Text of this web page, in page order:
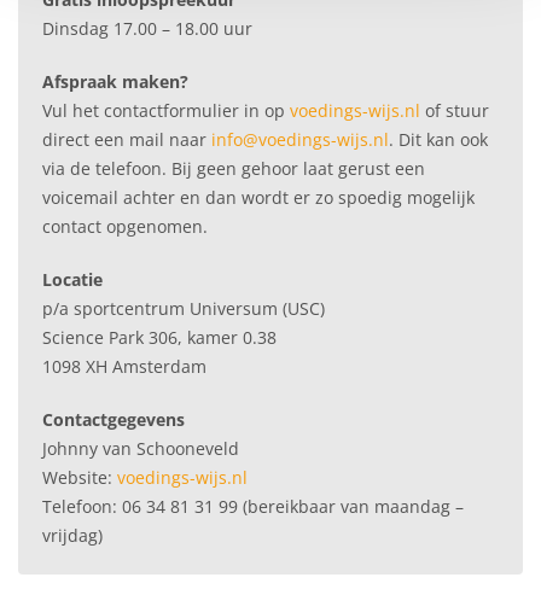
Dinsdag 17.00 – 18.00 uur
Afspraak maken?
Vul het contactformulier in op voedings-wijs.nl of stuur
direct een mail naar info@voedings-wijs.nl. Dit kan ook
via de telefoon. Bij geen gehoor laat gerust een
voicemail achter en dan wordt er zo spoedig mogelijk
contact opgenomen.
Locatie
p/a sportcentrum Universum (USC)
Science Park 306, kamer 0.38
1098 XH Amsterdam
Contactgegevens
Johnny van Schooneveld
Website: voedings-wijs.nl
Telefoon: 06 34 81 31 99 (bereikbaar van maandag –
vrijdag)